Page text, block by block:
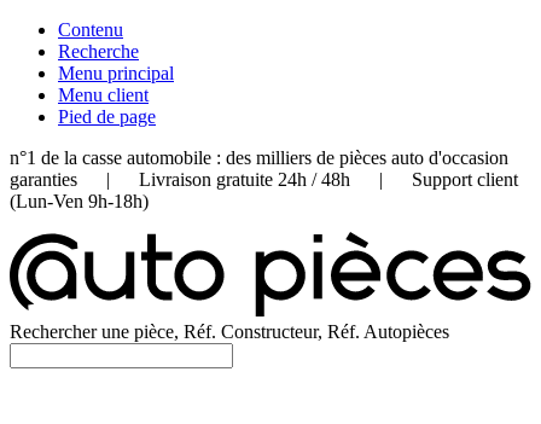
Contenu
Recherche
Menu principal
Menu client
Pied de page
n°1 de la casse automobile : des milliers de pièces auto d'occasion
garanties | Livraison gratuite 24h / 48h | Support client
(Lun-Ven 9h-18h)
Rechercher une pièce, Réf. Constructeur, Réf. Autopièces